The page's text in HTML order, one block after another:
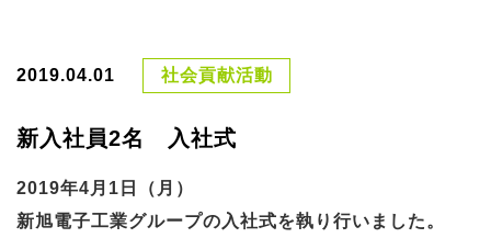
2019.04.01 社会貢献活動
新入社員2名 入社式
2019年4月1日（月）
新旭電子工業グループの入社式を執り行いました。